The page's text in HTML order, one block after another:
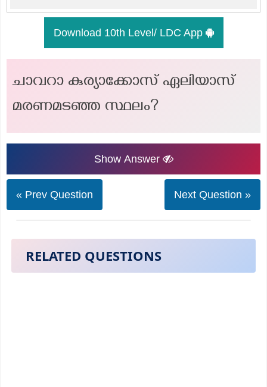
Download 10th Level/ LDC App
ചാവറാ കുര്യാക്കോസ് ഏലിയാസ്
മരണമടഞ്ഞ സ്ഥലം?
Show Answer
« Prev Question Next Question »
RELATED QUESTIONS